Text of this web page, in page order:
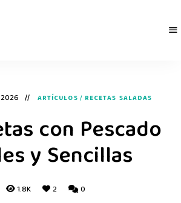
ARTÍCULOS / RECETAS SALADAS
con Pescado
y Sencillas
1.8K 2 0